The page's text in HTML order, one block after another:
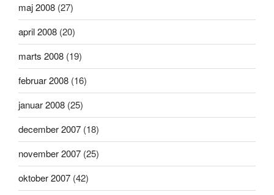
maj 2008 (27)
april 2008 (20)
marts 2008 (19)
februar 2008 (16)
januar 2008 (25)
december 2007 (18)
november 2007 (25)
oktober 2007 (42)